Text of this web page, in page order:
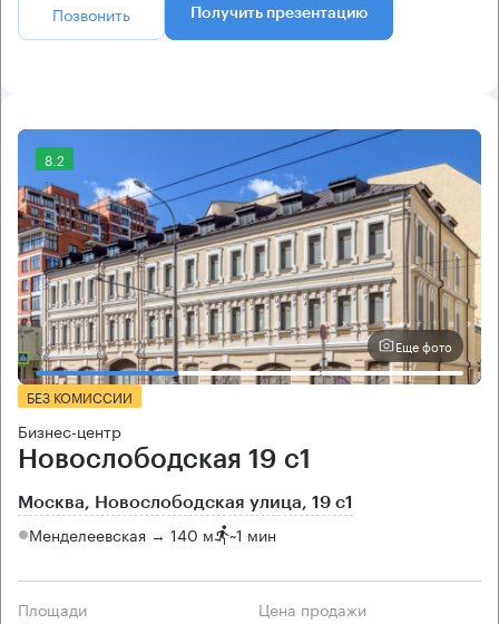
Позвонить Получить презентацию
8.2
Еще фото
БЕЗ КОМИССИИ
Бизнес-центр
Новослободская 19 с1
Москва, Новослободская улица, 19 с1
Менделеевская → 140 м ~1 мин
Площади Цена продажи